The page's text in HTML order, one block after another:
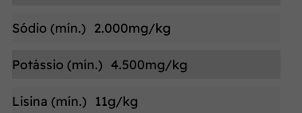
Sódio (mín.) 2.000mg/kg
Potássio (mín.) 4.500mg/kg
Lisina (mín.) 11g/kg